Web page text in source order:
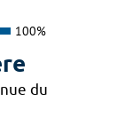
100%
du